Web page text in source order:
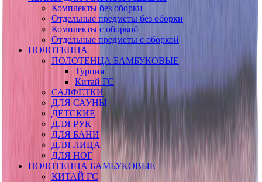
Комплекты без оборки
Отдельные предметы без оборки
Комплекты с оборкой
Отдельные предметы с оборкой
ПОЛОТЕНЦА
ПОЛОТЕНЦА БАМБУКОВЫЕ
Турция
Китай ГС
САЛФЕТКИ
ДЛЯ САУНЫ
ДЕТСКИЕ
ДЛЯ РУК
ДЛЯ БАНИ
ДЛЯ ЛИЦА
ДЛЯ НОГ
ПОЛОТЕНЦА БАМБУКОВЫЕ
КИТАЙ ГС